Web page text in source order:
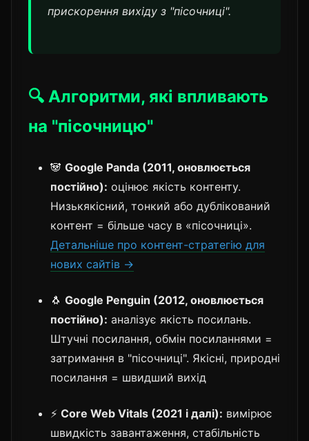
прискорення вихіду з "пісочниці".
🔍 Алгоритми, які впливають
на "пісочницю"
🐼 Google Panda (2011, оновлюється
постійно): оцінює якість контенту.
Низькякісний, тонкий або дублікований
контент = більше часу в «пісочниці».
Детальніше про контент-стратегію для
нових сайтів →
🐧 Google Penguin (2012, оновлюється
постійно): аналізує якість посилань.
Штучні посилання, обмін посиланнями =
затримання в "пісочниці". Якісні, природні
посилання = швидший вихід
⚡ Core Web Vitals (2021 і далі): вимірює
швидкість завантаження, стабільність